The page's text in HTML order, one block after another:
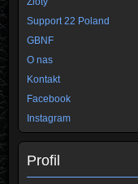
Support 22 Poland
GBNF
O nas
Kontakt
Facebook
Instagram
Profil